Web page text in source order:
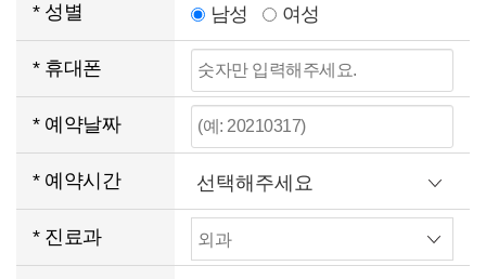
입
력
해
주
세
요.
호
를
입
력
해
주
* 성별 남성 여성
* 휴대폰
휴
대
폰
번
호
를
* 예약날짜
예
짜
* 예약시간
* 진료과